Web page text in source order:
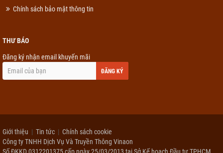
Chính sách bảo mật thông tin
THƯ BÁO
Đăng ký nhận email khuyến mãi
ĐĂNG KÝ
Giới thiệu Tin tức
Chính sách cookie
Công ty TNHH Dịch Vụ Và Truyền Thông Vinaon